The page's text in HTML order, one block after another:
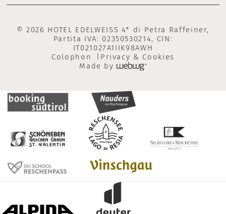
© 2026 HOTEL EDELWEISS 4* di Petra Raffeiner,
Partita IVA: 02350530214, CIN:
IT021027A1IIK98AWH
Colophon
Privacy & Cookies
Made by